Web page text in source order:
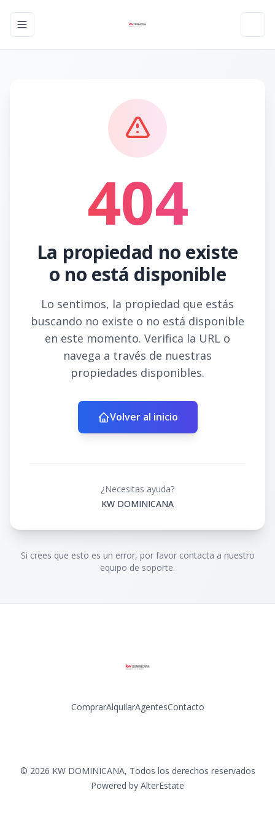
Toggle navigation menu
404
La propiedad no existe
o no está disponible
Lo sentimos, la propiedad que estás
buscando no existe o no está disponible
en este momento. Verifica la URL o
navega a través de nuestras
propiedades disponibles.
Volver al inicio
¿Necesitas ayuda?
KW DOMINICANA
Si crees que esto es un error, por favor contacta a nuestro
equipo de soporte.
ComprarAlquilarAgentesContacto
© 2026 KW DOMINICANA, Todos los derechos reservados
Powered by AlterEstate